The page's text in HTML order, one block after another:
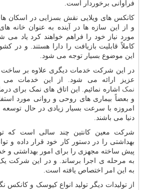
فراوانی برخوردار است.
کانکس های ویلایی نقش بسزایی در اسکان
و از این سازه ها در آینده به عنوان خانه
مورد نیاز خود را فراهم خواهند کرد یاد می
کاملاً قابلیت بازیافت را دارا هستند. و در
این موضوع بسیار توجه می شود.
در این شرکت خدمات دیگری علاوه بر ساخت
عزیز ارائه می شود. از این خدمات می
نمک اشاره نمائیم. این اتاق های نمک برای
و بعضاً بیماری های روحی و روانی مورد
امروزه با سرعت بسیار زیادی در حال توسعه
دنیا می باشند.
شرکت معین کانتین چند سالی است که
بهداشتی را در دستور کار خود قرار داده و
پیش ساخته مجهزی را برای امور بهداشتی و
به مرحله ی اجرا برساند. و در این شرکت
به این امر اختصاص یافته است.
از تولیدات دیگر تولید انواع کیوسک و کانکس